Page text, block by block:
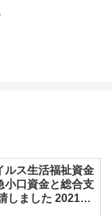
ルス生活福祉資金
口資金と総合支
しました 2021年